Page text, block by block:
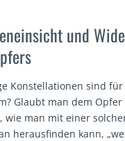
und
Konstellationen sind
Glaubt man dem
wie man mit einer
herausfinden kann,